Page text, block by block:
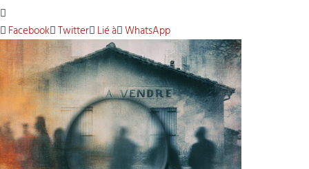
Facebook Twitter Lié à WhatsApp